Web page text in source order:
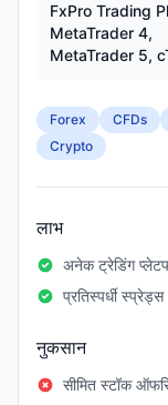
FxPro Trading
MetaTrader 4,
MetaTrader 5,
Forex CFDs
Crypto
लाभ
अनेक ट्रेडिंग
प्रतिस्पर्धी स्प्रेड्स
नुकसान
सीमित स्टॉक